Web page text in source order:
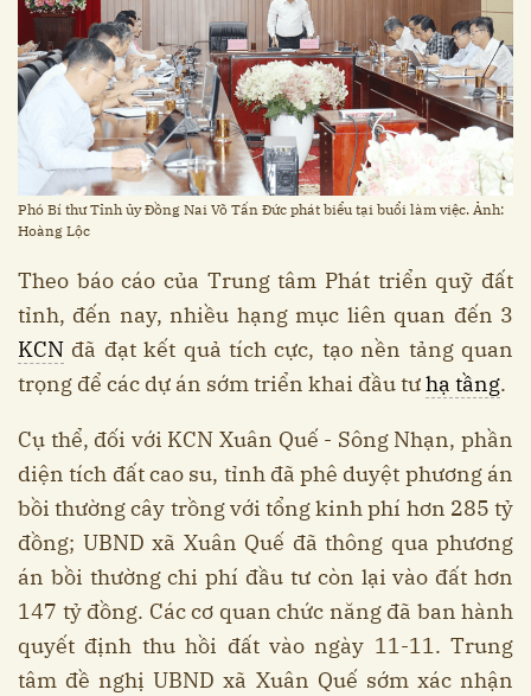
Phó Bí thư Tỉnh ủy Đồng Nai Võ Tấn Đức phát biểu tại buổi làm việc. Ảnh:
Hoàng Lộc
Theo báo cáo của Trung tâm Phát triển quỹ đất
tỉnh, đến nay, nhiều hạng mục liên quan đến 3
KCN đã đạt kết quả tích cực, tạo nền tảng quan
trọng để các dự án sớm triển khai đầu tưhạ tầng.
Cụ thể, đối với KCN Xuân Quế - Sông Nhạn, phần
diện tích đất cao su, tỉnh đã phê duyệt phương án
bồi thường cây trồng với tổng kinh phí hơn 285 tỷ
đồng; UBND xã Xuân Quế đã thông qua phương
án bồi thường chi phí đầu tư còn lại vào đất hơn
147 tỷ đồng. Các cơ quan chức năng đã ban hành
quyết định thu hồi đất vào ngày 11-11. Trung
tâm đề nghị UBND xã Xuân Quế sớm xác nhận